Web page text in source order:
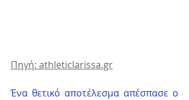
Πηγή: athleticlarissa.gr